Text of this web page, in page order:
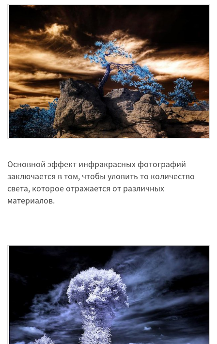
Основной эффект инфракрасных фотографий
заключается в том, чтобы уловить то количество
света, которое отражается от различных
материалов.